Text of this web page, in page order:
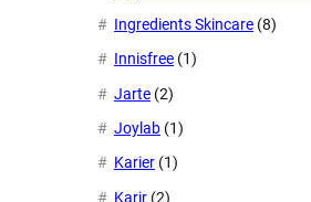
Ingredients Skincare (8)
Innisfree (1)
Jarte (2)
Joylab (1)
Karier (1)
Karir (2)